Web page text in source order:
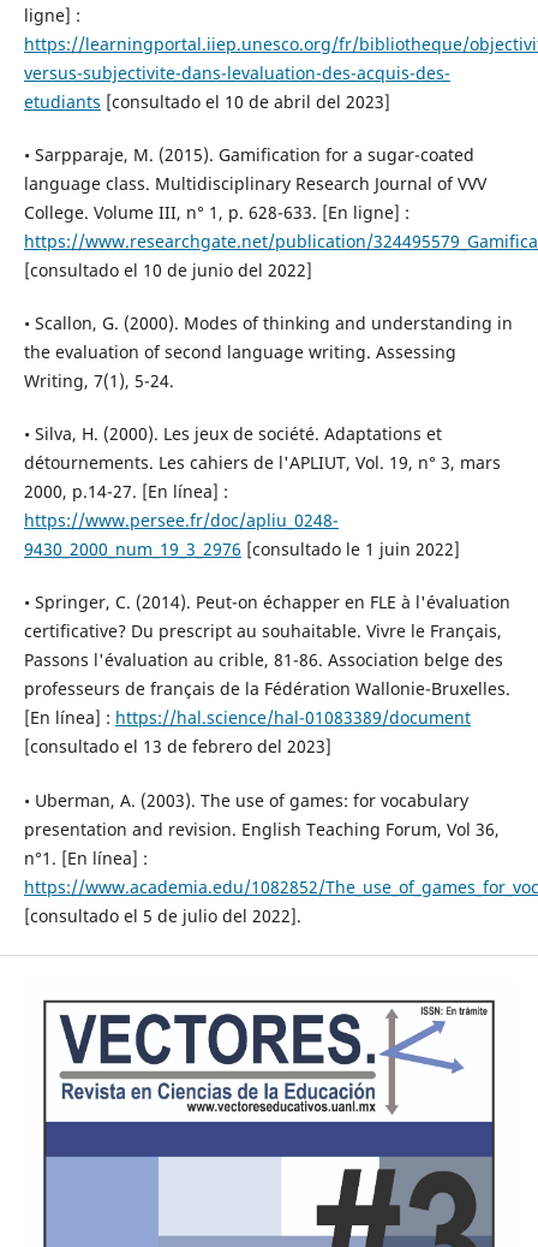
ligne] :
https://learningportal.iiep.unesco.org/fr/bibliotheque/
versus-subjectivite-dans-levaluation-des-acquis-des-
etudiants [consultado el 10 de abril del 2023]
• Sarpparaje, M. (2015). Gamification for a sugar-coated
language class. Multidisciplinary Research Journal of VVV
College. Volume III, n° 1, p. 628-633. [En ligne] :
https://www.researchgate.net/publication/
[consultado el 10 de junio del 2022]
• Scallon, G. (2000). Modes of thinking and understanding in
the evaluation of second language writing. Assessing
Writing, 7(1), 5-24.
• Silva, H. (2000). Les jeux de société. Adaptations et
détournements. Les cahiers de l'APLIUT, Vol. 19, n° 3, mars
2000, p.14-27. [En línea] :
https://www.persee.fr/doc/apliu_0248-
9430_2000_num_19_3_2976 [consultado le 1 juin 2022]
• Springer, C. (2014). Peut-on échapper en FLE à l'évaluation
certificative? Du prescript au souhaitable. Vivre le Français,
Passons l'évaluation au crible, 81-86. Association belge des
professeurs de français de la Fédération Wallonie-Bruxelles.
[En línea] : https://hal.science/hal-01083389/document
[consultado el 13 de febrero del 2023]
• Uberman, A. (2003). The use of games: for vocabulary
presentation and revision. English Teaching Forum, Vol 36,
n°1. [En línea] :
https://www.academia.edu/1082852/
[consultado el 5 de julio del 2022].